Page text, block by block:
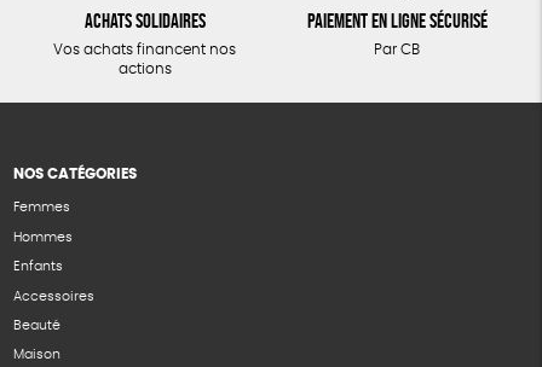
Achats solidaires
Vos achats financent nos
actions
Paiement en ligne sécurisé
Par CB
NOS CATÉGORIES
Femmes
Hommes
Enfants
Accessoires
Beauté
Maison